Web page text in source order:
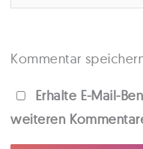
Kommentar
Erhalte E-Mail-
weiteren